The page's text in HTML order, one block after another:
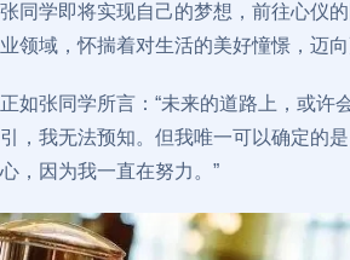
张同学即将实现自己的梦想，前往心仪
业领域，怀揣着对生活的美好憧憬，迈向
正如张同学所言：“未来的道路上，或许
引，我无法预知。但我唯一可以确定的
心，因为我一直在努力。”